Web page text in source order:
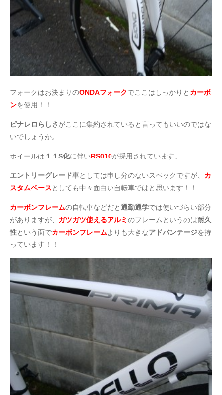
フォークはお決まりのONDAフォークでここはしっかりと カーボ
ンを使用！！
ピナレロらしさがここに集約されていると言ってもいいのではな
いでしょうか。
ホイールは １１S化に伴いRS010が採用されています。
エントリーグレード車としては申し分のないスペックですが、 カ
スタムベースとしても中々面白い自転車ではと思います！！
カーボンフレームの自転車などだと通勤通学では使いづらい部分
がありますが、 ガツガツ使えるアルミ のフレームというのは耐久
性という面でカーボンフレームよりも大きなアドバンテージを持
っています！！